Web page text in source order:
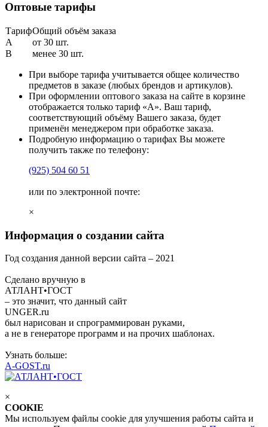
Оптовые тарифы
ТарифОбщий объём заказа
A
от 30 шт.
B
менее 30 шт.
При выборе тарифа учитывается общее количество
предметов в заказе (любых брендов и артикулов).
При оформлении оптового заказа на сайте в корзине
отображается только тариф «А». Ваш тариф,
соответствующий объёму Вашего заказа, будет
применён менеджером при обработке заказа.
Подробную информацию о тарифах Вы можете
получить также по телефону:
(925) 504 60 51
или по электронной почте:
×
Информация о создании сайта
Год создания данной версии сайта – 2021
Сделано вручную в
АТЛАНТ•ГОСТ
– это значит, что данный сайт
UNGER.ru
был нарисован и спрограммирован руками,
а не в генераторе программ и на прочих шаблонах.
Узнать больше:
A-GOST.ru
×
COOKIE
Мы используем файлы cookie для улучшения работы сайта и